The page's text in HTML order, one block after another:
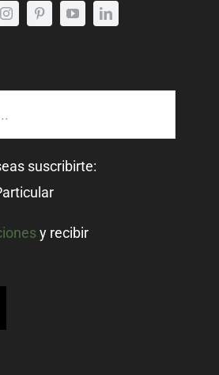
suscribirte:
y recibir